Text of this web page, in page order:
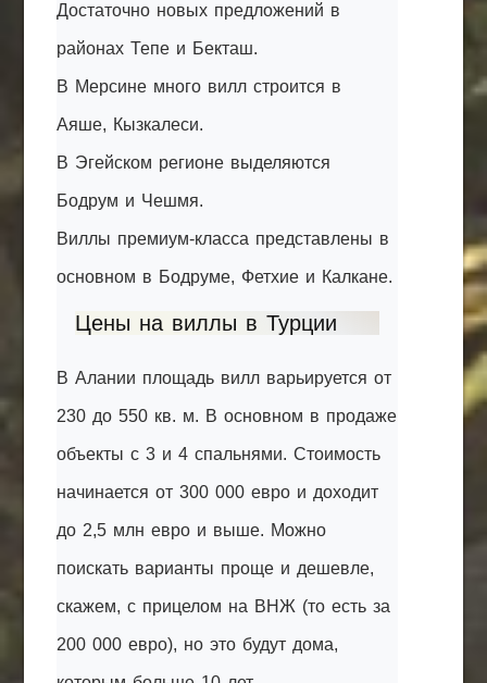
Достаточно новых предложений в
районах Тепе и Бекташ.
В Мерсине много вилл строится в
Аяше, Кызкалеси.
В Эгейском регионе выделяются
Бодрум и Чешмя.
Виллы премиум-класса представлены в
основном в Бодруме, Фетхие и Калкане.
Цены на виллы в Турции
В Алании площадь вилл варьируется от
230 до 550 кв. м. В основном в продаже
объекты с 3 и 4 спальнями. Стоимость
начинается от 300 000 евро и доходит
до 2,5 млн евро и выше. Можно
поискать варианты проще и дешевле,
скажем, с прицелом на ВНЖ (то есть за
200 000 евро), но это будут дома,